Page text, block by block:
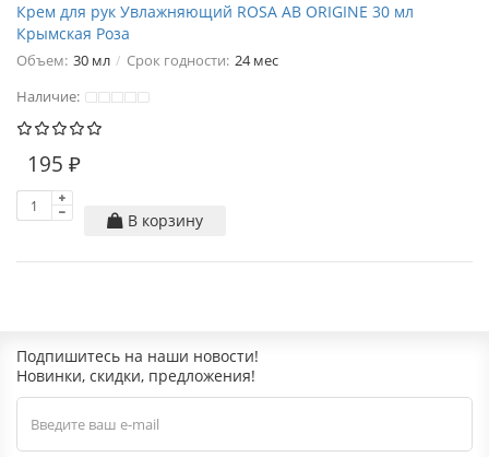
Крем для рук Увлажняющий ROSA AB ORIGINE 30 мл
Крымская Роза
Объем: 30 мл Срок годности: 24 мес
Наличие:
195 ₽
В корзину
Подпишитесь на наши новости!
Новинки, скидки, предложения!